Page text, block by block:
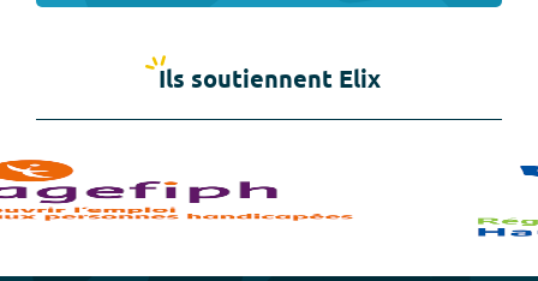
Ils soutiennent Elix